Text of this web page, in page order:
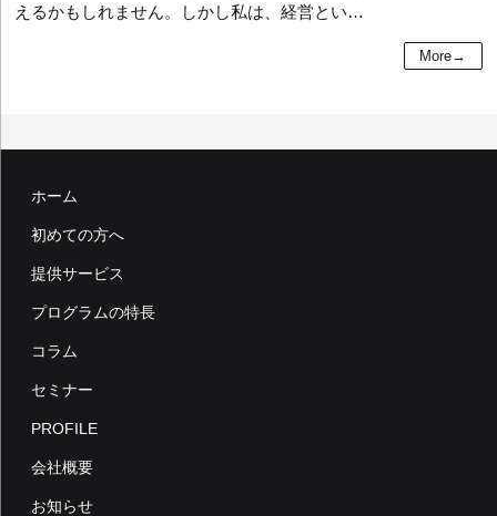
えるかもしれません。しかし私は、経営とい…
More→
ホーム
初めての方へ
提供サービス
プログラムの特長
コラム
セミナー
PROFILE
会社概要
お知らせ